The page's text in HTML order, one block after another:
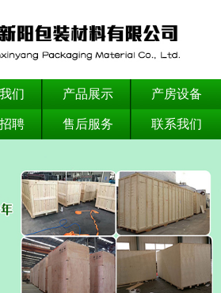
们 产品展示 产房设备
聘 售后服务 联系我们